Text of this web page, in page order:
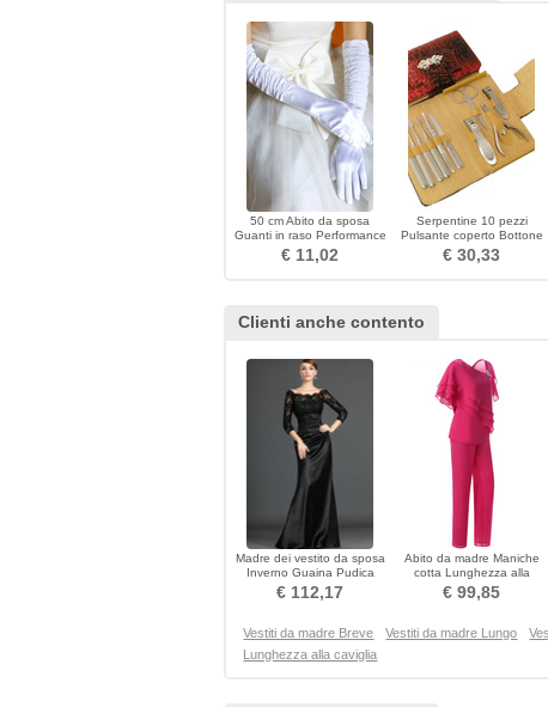
50 cm Abito da sposa
Guanti in raso Performance
Stage Performance Guanti
lunghi da donna
€ 11,02
Serpentine 10 pezzi
Pulsante coperto Bottone
Top Clippers di affari di
grado grado
€ 30,33
Clienti anche contento
Madre dei vestito da sposa
Inverno Guaina Pudica
Maniche a 3/4
€ 112,17
Abito da madre Maniche
cotta Lunghezza alla
caviglia Taglia larga
€ 99,85
Vestiti da madre Breve Vestiti da madre Lungo
Lunghezza alla caviglia